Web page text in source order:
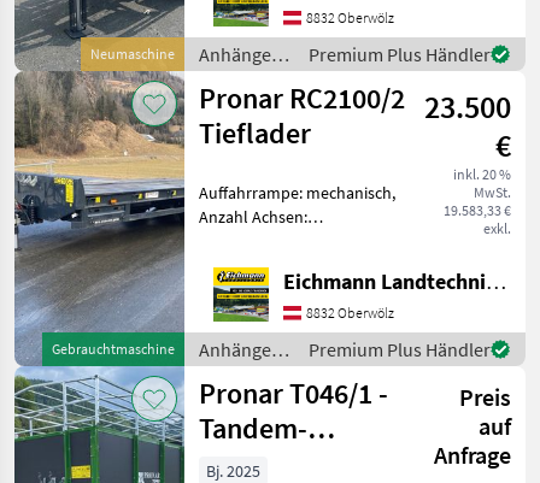
Neumaschine
Stützfuß Sofort Verfügbar!
Pronar T185/1
Hakenliftanhänger. AKTION
Ausstattung & De
8832 Oberwölz
Anhänger /
Pronar
Premium Plus Händler
Gebrauchtmaschine
Pronar RC2100/2
Tieflader
23.500
€
inkl. 20 %
MwSt.
19.583,33 €
exkl.
Auffahrrampe: mechanisch,
Anzahl Achsen:
Druckluftbremse,
Hydraulischer Stützfuß
Sofort Verfügbar // B093 //
Pronar RC2100/2 Tieflader
mit mechan
Eichmann Landtechnik GmbH
8832 Oberwölz
Anhänger /
Pronar
Premium Plus Händler
Pronar T046/1 -
Tandem-
Viehanhänger
Preis
auf
Anfrage
Bj. 2025